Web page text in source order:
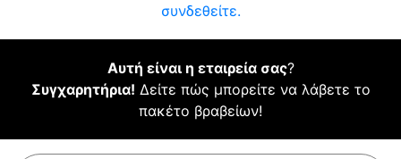
συνδεθείτε.
Αυτή είναι η εταιρεία σας?
Συγχαρητήρια! Δείτε πώς μπορείτε να λάβετε το
πακέτο βραβείων!